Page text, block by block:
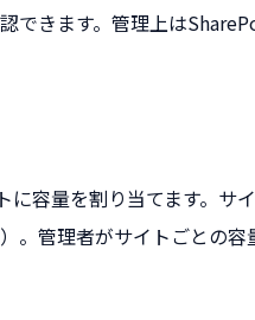
できます。管理上は
容量を割り当てます。サ
。管理者がサイトごとの容